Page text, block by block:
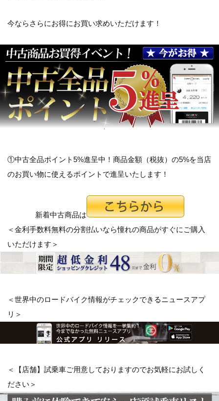
今ならさらにお得にお買い求めいただけます！
①中古全品ポイント5%進呈中！商品金額（税抜）の5%を当店
のお買い物に使えるポイントで進呈いたします！
新着中古商品は
＜金利手数料無料の分割払いなら憧れの商品がすぐにご購入
いただけます＞
＜世界中のロードバイク情報がチェックできるニュースアプ
リ＞
＜【店舗】試乗車ご用意しておりますのでお気軽にお試しく
ださい＞